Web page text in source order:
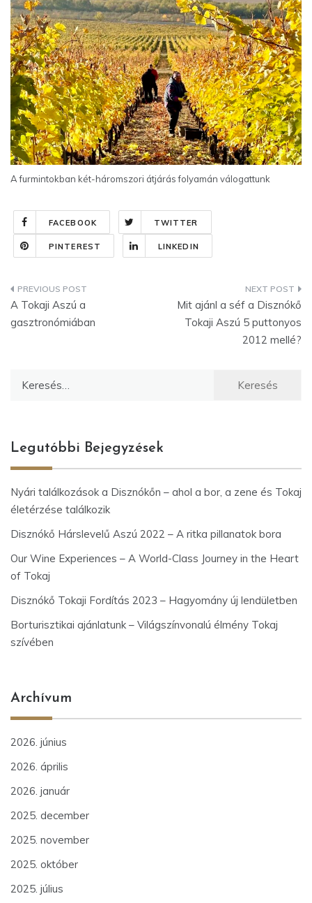
A furmintokban két-háromszori átjárás folyamán válogattunk
FACEBOOK TWITTER
PINTEREST LINKEDIN
Bejegyzés
navigáció
A Tokaji Aszú a
gasztronómiában
Mit ajánl a séf a Disznókő
Tokaji Aszú 5 puttonyos
2012 mellé?
Legutóbbi Bejegyzések
Nyári találkozások a Disznókőn – ahol a bor, a zene és Tokaj
életérzése találkozik
Disznókő Hárslevelű Aszú 2022 – A ritka pillanatok bora
Our Wine Experiences – A World-Class Journey in the Heart
of Tokaj
Disznókő Tokaji Fordítás 2023 – Hagyomány új lendületben
Borturisztikai ajánlatunk – Világszínvonalú élmény Tokaj
szívében
Archívum
2026. június
2026. április
2026. január
2025. december
2025. november
2025. október
2025. július